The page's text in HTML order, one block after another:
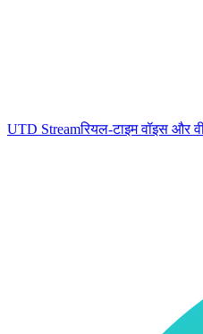
UTD Streamरियल-टाइम वॉइस और